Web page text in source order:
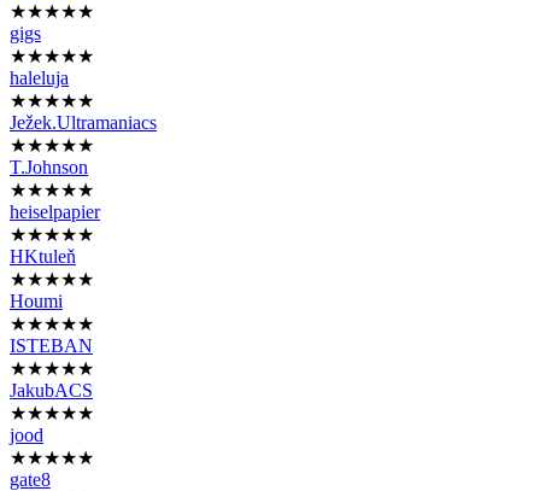
★★★★★
gigs
★★★★★
haleluja
★★★★★
Ježek.Ultramaniacs
★★★★★
T.Johnson
★★★★★
heiselpapier
★★★★★
HKtuleň
★★★★★
Houmi
★★★★★
ISTEBAN
★★★★★
JakubACS
★★★★★
jood
★★★★★
gate8